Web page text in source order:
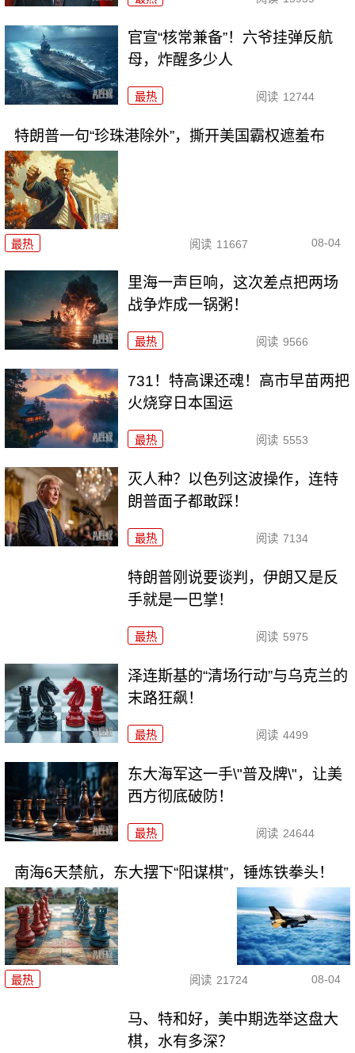
官宣“核常兼备”！六爷挂弹反航
母，炸醒多少人
最热 阅读 12744
特朗普一句“珍珠港除外”，撕开美国霸权遮羞布
最热 阅读 11667 08-04
里海一声巨响，这次差点把两场
战争炸成一锅粥！
最热 阅读 9566
731！特高课还魂！高市早苗两把
火烧穿日本国运
最热 阅读 5553
灭人种？以色列这波操作，连特
朗普面子都敢踩！
最热 阅读 7134
特朗普刚说要谈判，伊朗又是反
手就是一巴掌！
最热 阅读 5975
泽连斯基的“清场行动”与乌克兰的
末路狂飙！
最热 阅读 4499
东大海军这一手\"普及牌\"，让美
西方彻底破防！
最热 阅读 24644
南海6天禁航，东大摆下“阳谋棋”，锤炼铁拳头！
最热 阅读 21724 08-04
马、特和好，美中期选举这盘大
棋，水有多深？